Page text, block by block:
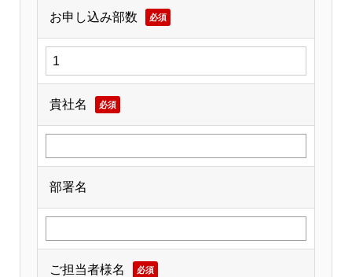
お申し込み部数 必須
貴社名 必須
部署名
ご担当者様名 必須